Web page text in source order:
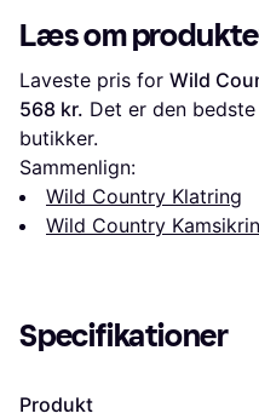
Læs om
Laveste pris for Wild
568 kr. Det er den
butikker.
Sammenlign:
Wild Country Klatring
Wild Country
Specifikationer
Produkt